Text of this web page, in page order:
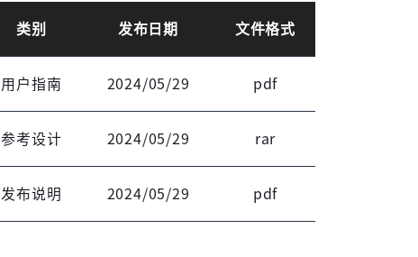
登录
类别 发布日期 文件格式
用户指南 2024/05/29 pdf
参考设计 2024/05/29 rar
发布说明 2024/05/29 pdf